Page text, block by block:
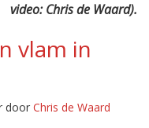
video: Chris de Waard).
vlam in
door Chris de Waard